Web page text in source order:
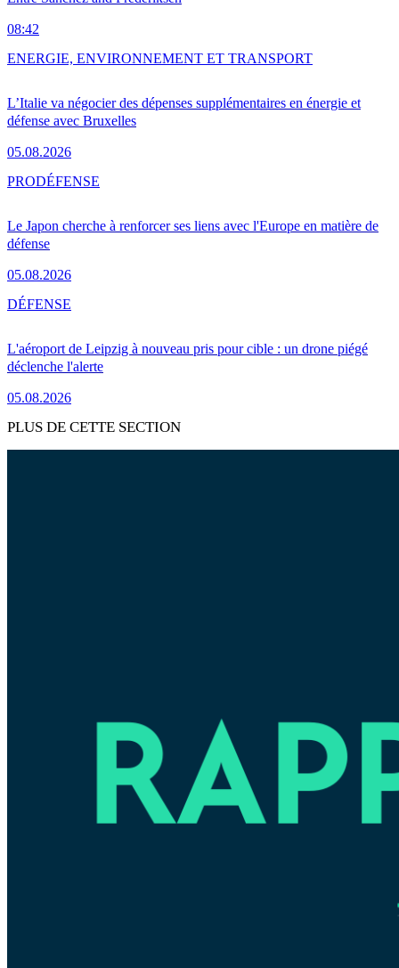
08:42
L’Italie va négocier des dépenses supplémentaires en énergie et
défense avec Bruxelles
05.08.2026
ENERGIE, ENVIRONNEMENT ET TRANSPORT
Le Japon cherche à renforcer ses liens avec l'Europe en matière de
défense
05.08.2026
PRODÉFENSE
L'aéroport de Leipzig à nouveau pris pour cible : un drone piégé
déclenche l'alerte
05.08.2026
DÉFENSE
PLUS DE CETTE SECTION